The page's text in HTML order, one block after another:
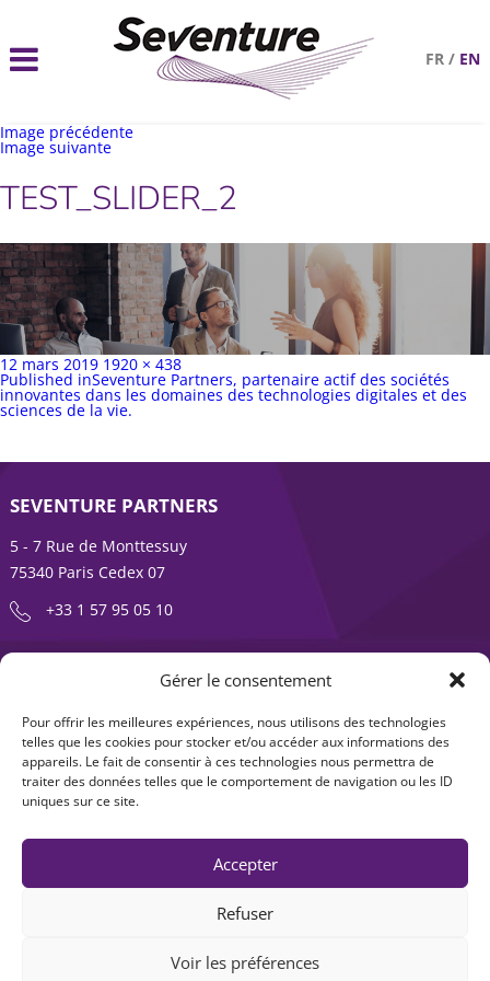
Gérer le consentement
Pour offrir les meilleures expériences, nous utilisons des technologies
telles que les cookies pour stocker et/ou accéder aux informations des
appareils. Le fait de consentir à ces technologies nous permettra de
traiter des données telles que le comportement de navigation ou les ID
uniques sur ce site.
Accepter
Refuser
Voir les préférences
FR / EN
Image précédente
Image suivante
TEST_SLIDER_2
Publié
sur
12 mars 2019 Taille
complète
1920 × 438
Navigation
de
l’article
Published inSeventure Partners, partenaire actif des sociétés
innovantes dans les domaines des technologies digitales et des
sciences de la vie.
SEVENTURE PARTNERS
5 - 7 Rue de Monttessuy
75340 Paris Cedex 07
+33 1 57 95 05 10
ENTREPRENDRE EST UNE AVENTURE
À propos
Expertises
Offre produits
Actualités
Contact